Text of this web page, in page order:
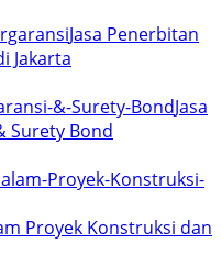
Jasa Penerbitan
Jakarta
Jasa
Surety Bond
Proyek Konstruksi dan